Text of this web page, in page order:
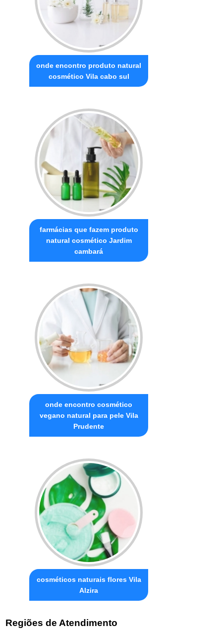
onde encontro produto natural
cosmético Vila cabo sul
farmácias que fazem produto
natural cosmético Jardim
cambará
onde encontro cosmético
vegano natural para pele Vila
Prudente
cosméticos naturais flores Vila
Alzira
Regiões de Atendimento